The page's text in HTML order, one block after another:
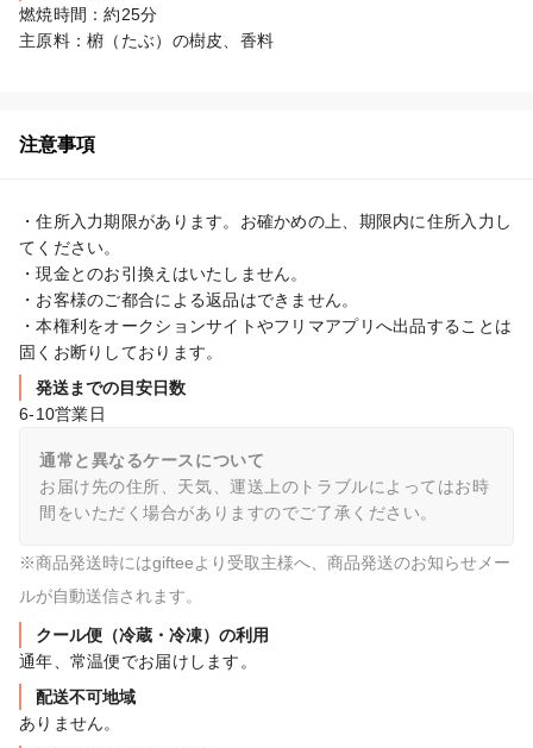
燃焼時間：約25分
主原料：椨（たぶ）の樹皮、香料
注意事項
・住所入力期限があります。お確かめの上、期限内に住所入力し
てください。
・現金とのお引換えはいたしません。
・お客様のご都合による返品はできません。
・本権利をオークションサイトやフリマアプリへ出品することは
固くお断りしております。
発送までの目安日数
6-10営業日
通常と異なるケースについて
お届け先の住所、天気、運送上のトラブルによってはお時
間をいただく場合がありますのでご了承ください。
※商品発送時にはgifteeより受取主様へ、商品発送のお知らせメー
ルが自動送信されます。
クール便（冷蔵・冷凍）の利用
通年、常温便でお届けします。
配送不可地域
ありません。